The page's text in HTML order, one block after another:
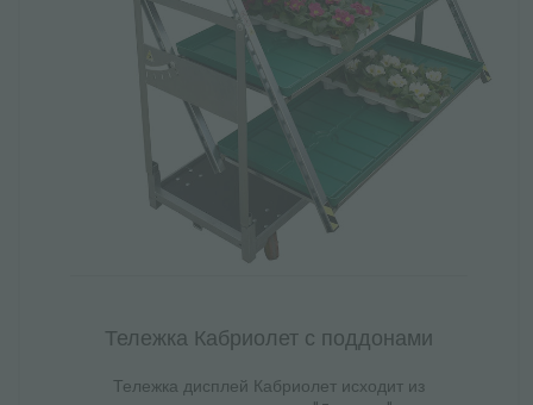
Тележка Кабриолет с поддонами
Тележка дисплей Кабриолет исходит из